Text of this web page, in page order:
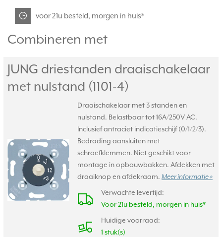
voor 21u besteld, morgen in huis*
Combineren met
JUNG driestanden draaischakelaar
met nulstand (1101-4)
Draaischakelaar met 3 standen en
nulstand. Belastbaar tot 16A/250V AC.
Inclusief antraciet indicatieschijf (0/1/2/3).
Bedrading aansluiten met
schroefklemmen. Niet geschikt voor
montage in opbouwbakken. Afdekken met
draaiknop en afdekraam. Meer informatie »
Verwachte levertijd:
Voor 21u besteld, morgen in huis*
Huidige voorraad:
1 stuk(s)